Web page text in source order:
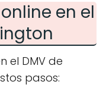
en el
el DMV de
pasos: